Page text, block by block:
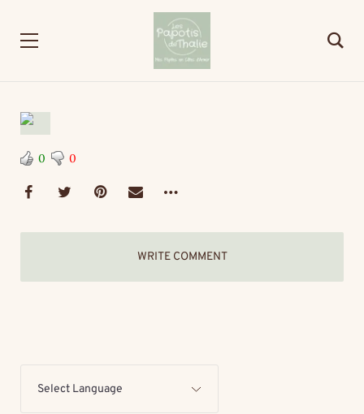
0 0
WRITE COMMENT